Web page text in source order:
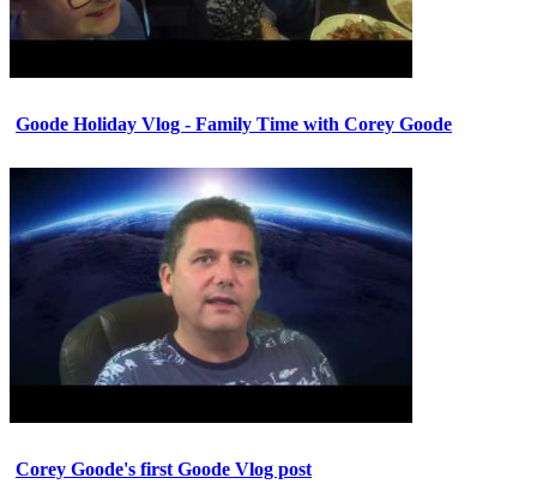
Goode Holiday Vlog - Family Time with Corey Goode
Corey Goode's first Goode Vlog post